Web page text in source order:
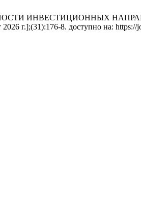
ИНВЕСТИЦИОННЫХ
г.];(31):176-8. доступно на: